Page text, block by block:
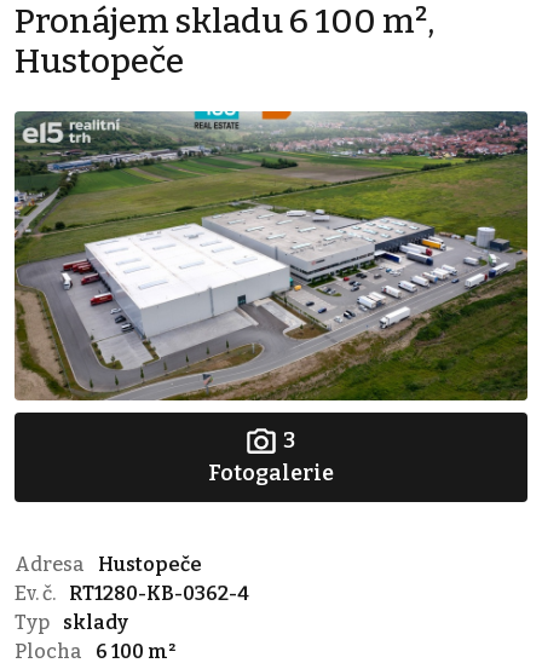
Pronájem skladu 6 100 m²,
Hustopeče
3
Fotogalerie
Adresa
Hustopeče
Ev. č.
RT1280-KB-0362-4
Typ
sklady
Plocha
6 100 m²